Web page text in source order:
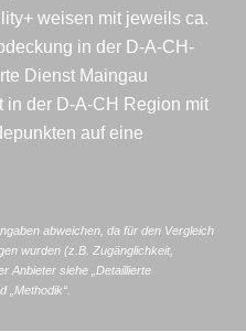
weisen mit jeweils ca.
in der D-A-CH-
Dienst Maingau
in der D-A-CH Region mit
auf eine
abweichen, da für den Vergleich
wurden (z.B. Zugänglichkeit,
Anbieter siehe „Detaillierte
„Methodik“.